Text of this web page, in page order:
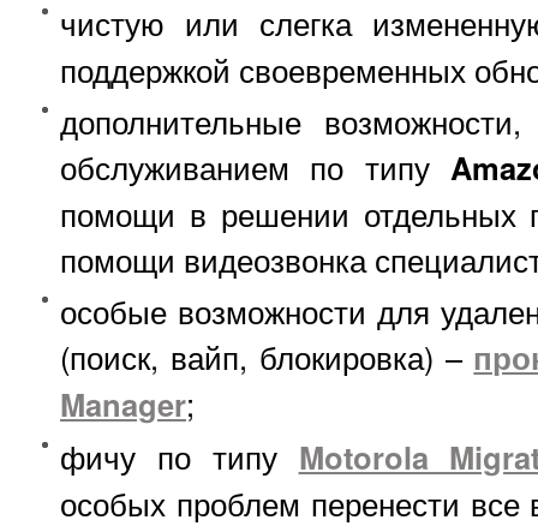
чистую или слегка
поддержкой своевременных
дополнительные
обслуживанием по типу
помощи в решении отдельных
помощи видеозвонка
особые возможности для
(поиск, вайп, блокировка) –
Manager;
фичу по типу Motorola
особых проблем перенести